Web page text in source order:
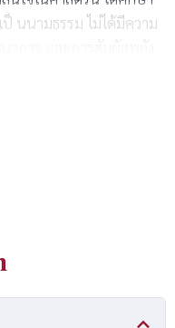
นนามธรรม ไม่ได้มีความ
ากรณ์ที่ดูเข้มขลัง ดังมี